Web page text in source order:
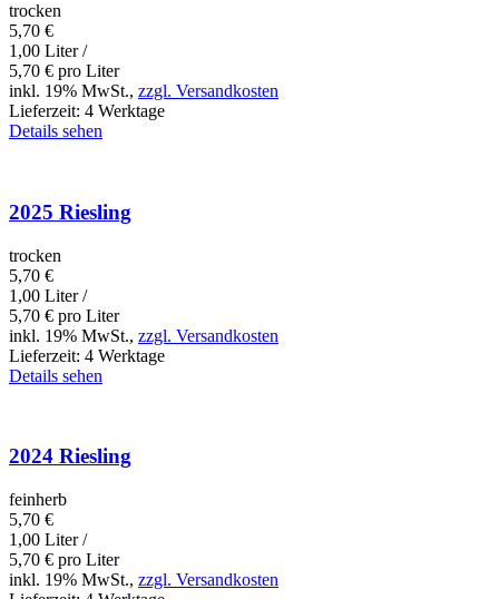
trocken
5,70 €
1,00 Liter /
5,70 € pro Liter
inkl. 19% MwSt., zzgl. Versandkosten
Lieferzeit: 4 Werktage
Details sehen
2025 Riesling
trocken
5,70 €
1,00 Liter /
5,70 € pro Liter
inkl. 19% MwSt., zzgl. Versandkosten
Lieferzeit: 4 Werktage
Details sehen
2024 Riesling
feinherb
5,70 €
1,00 Liter /
5,70 € pro Liter
inkl. 19% MwSt., zzgl. Versandkosten